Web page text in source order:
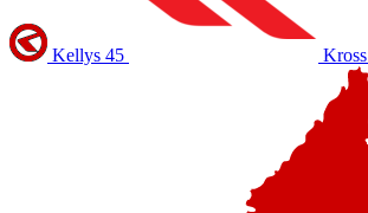
Kellys 45 Kross